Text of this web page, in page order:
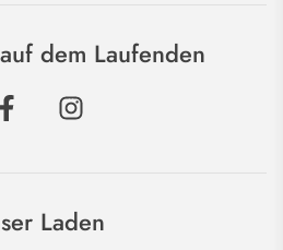
dem Laufenden
Laden